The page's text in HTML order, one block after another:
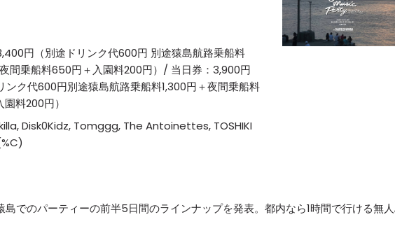
円（別途ドリンク代600円 別途猿島航路乗船料
間乗船料650円＋入園料200円）/ 当日券：3,900円
ンク代600円別途猿島航路乗船料1,300円＋夜間乗船料
料200円）
Disk0Kidz, Tomggg, The Antoinettes, TOSHIKI
でのパーティーの前半5日間のラインナップを発表。都内なら1時間で行ける無